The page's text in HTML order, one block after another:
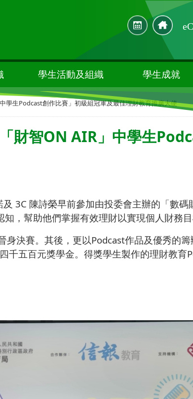
學生活動及組織 學生成就
學生Podcast創作比賽」初級組冠軍及最佳理財教育推廣大使
財智ON AIR」中學生
及 3C 陳詩榮早前參加由投委會主辦的「數碼
，幫助他們掌握有效理財以實現個人財務
身決賽。其後，更以Podcast作品及優秀的
千五百元獎學金。得獎學生製作的理財教育